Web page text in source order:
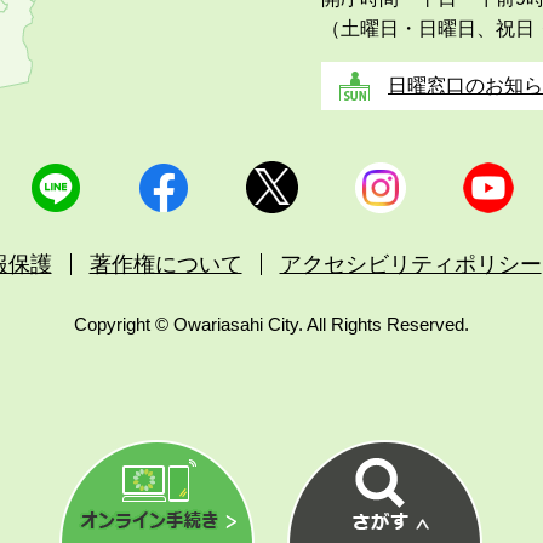
（土曜日・日曜日、祝
日曜窓口のお知
保護 著作権について アクセシビリティポリシー
Copyright © Owariasahi City. All Rights Reserved.